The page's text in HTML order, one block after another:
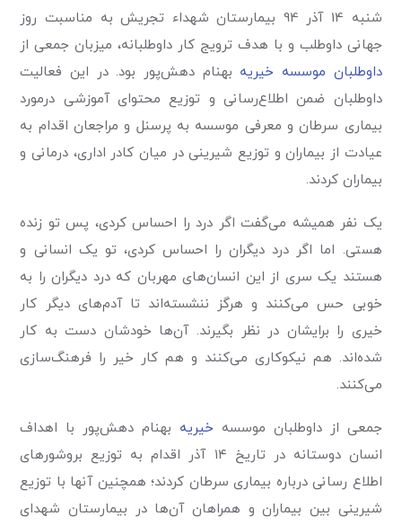
شنبه 14 آذر 94 بیمارستان شهداء تجریش به مناسبت روز
جهانی داوطلب و با هدف ترویج کار داوطلبانه، میزبان جمعی از
داوطلبان موسسه خیریه بهنام دهش‌پور بود. در این فعالیت
داوطلبان ضمن اطلاع‌رسانی و توزیع محتوای آموزشی درمورد
بیماری سرطان و معرفی موسسه به پرسنل و مراجعان اقدام به
عیادت از بیماران و توزیع شیرینی در میان کادر اداری، درمانی و
بیماران کردند.
یک نفر همیشه می‌گفت اگر درد را احساس کردی، پس تو زنده
هستی. اما اگر درد دیگران را احساس کردی، تو یک انسانی و
هستند یک سری از این انسان‌های مهربان که درد دیگران را به
خوبی حس می‌کنند و هرگز ننشسته‌اند تا آدم‌های دیگر کار
خیری را برایشان در نظر بگیرند. آن‌ها خودشان دست به کار
شده‌اند. هم نیکوکاری می‌کنند و هم کار خیر را فرهنگ‌سازی
می‌کنند.
جمعی از داوطلبان موسسه خیریه بهنام دهش‌پور با اهداف
انسان دوستانه در تاریخ ۱۴ آذر اقدام به توزیع بروشورهای
اطلاع رسانی درباره بیماری سرطان کردند؛ همچنین آنها با توزیع
شیرینی بین بیماران و همراهان آن‌ها در بیمارستان شهدای